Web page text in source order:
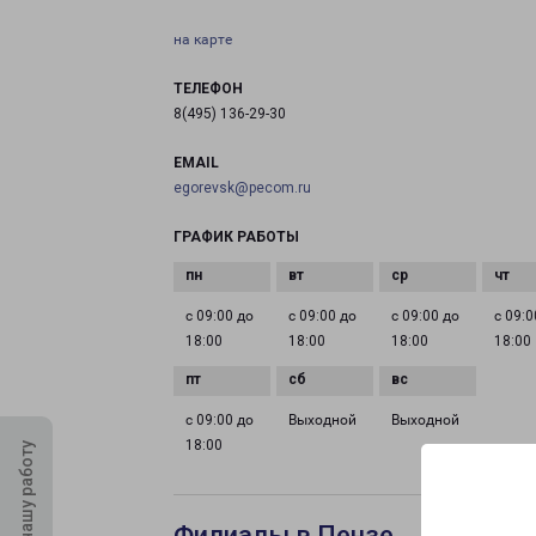
на карте
ТЕЛЕФОН
8(495) 136-29-30
EMAIL
egorevsk@pecom.ru
ГРАФИК РАБОТЫ
с 09:00 до
18:00
с 09:00 до
18:00
с 09:00 до
18:00
с
18:00
с 09:00 до
18:00
Выходной Выходной